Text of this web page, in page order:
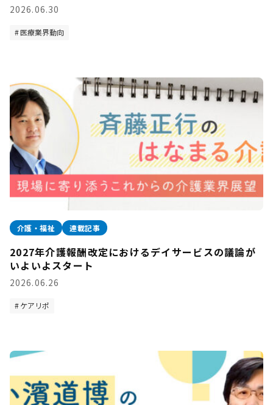
2026.06.30
医療業界動向
介護・福祉 連載記事
2027年介護報酬改定におけるデイサービスの議論が
いよいよスタート
2026.06.26
ケアリポ